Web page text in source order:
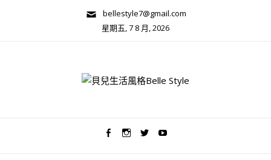
bellestyle7@gmail.com
星期五, 7 8 月, 2026